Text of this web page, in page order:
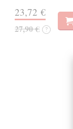
23,72 €
27,90 € ?